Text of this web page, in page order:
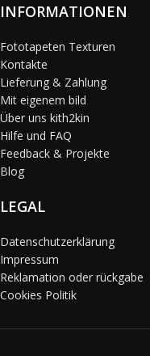
INFORMATIONEN
Fototapeten Texturen
Kontakte
Lieferung & Zahlung
Mit eigenem bild
Über uns kith2kin
Hilfe und FAQ
Feedback & Projekte
Blog
LEGAL
Datenschutzerklärung
Impressum
Reklamation oder rückgabe
Cookies Politik